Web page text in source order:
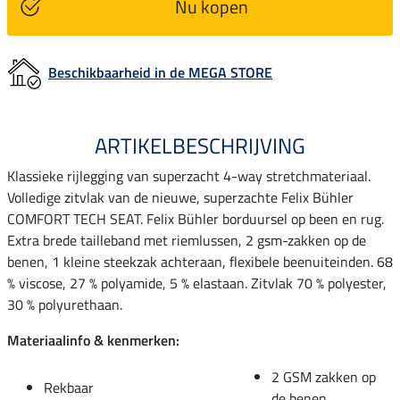
Nu kopen
Beschikbaarheid in de MEGA STORE
ARTIKELBESCHRIJVING
Klassieke rijlegging van superzacht 4-way stretchmateriaal.
Volledige zitvlak van de nieuwe, superzachte Felix Bühler
COMFORT TECH SEAT. Felix Bühler borduursel op been en rug.
Extra brede tailleband met riemlussen, 2 gsm-zakken op de
benen, 1 kleine steekzak achteraan, flexibele beenuiteinden. 68
% viscose, 27 % polyamide, 5 % elastaan. Zitvlak 70 % polyester,
30 % polyurethaan.
Materiaalinfo & kenmerken:
Rekbaar
2 GSM zakken op